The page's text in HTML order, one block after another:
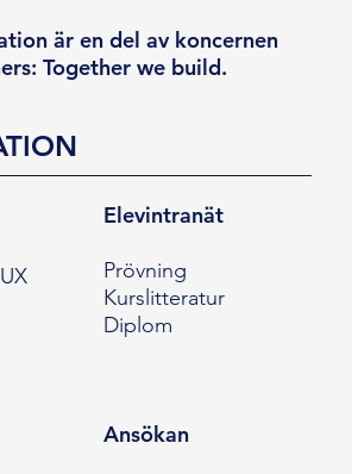
är en del av koncernen
Together we build.
Elevintranät
Prövning
Kurslitteratur
Diplom
Ansökan